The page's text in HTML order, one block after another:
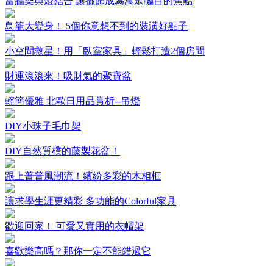
鳥籠大變身！ 5個你意想不到的裝潢好點子
小空間救星！用「臥室家具」輕鬆打造2個房間
財運滾滾來！吸財氣的聚寶盆
輕簡優雅 北歐日用品賞析--吊燈
DIY小珠子毛巾架
DIY自然質樸的藤製花盆！
跟上普普風潮流！繽紛多彩的木相框
讓求學生涯更精彩 多功能的Colorful家具
歡迎回家！ 可愛又實用的衣帽架
喜歡樂高嗎？那你一定不能錯過它